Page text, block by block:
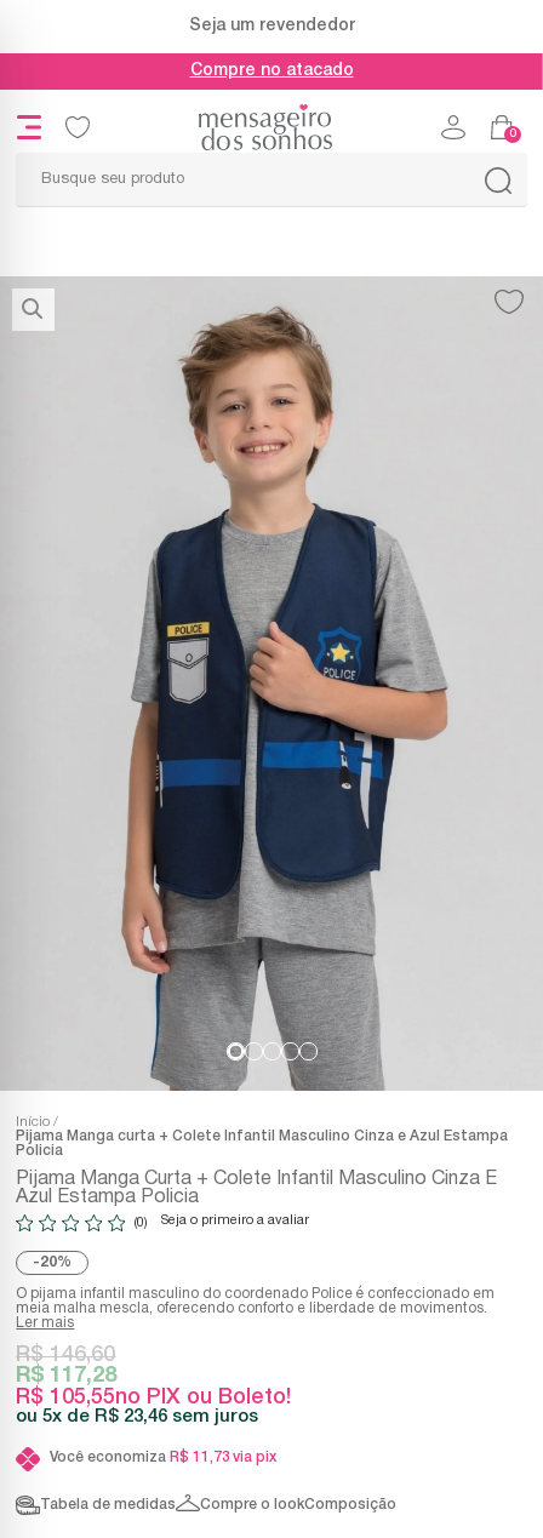
Seja um revendedor
Compre no atacado
0
Início
Pijama Manga curta + Colete Infantil Masculino Cinza e Azul Estampa
Policia
Pijama Manga Curta + Colete Infantil Masculino Cinza E
Azul Estampa Policia
(0) Seja o primeiro a avaliar
20%
O pijama infantil masculino do coordenado Police é confeccionado em
meia malha mescla, oferecendo conforto e liberdade de movimentos.
Ler mais
R$ 105,55no PIX ou Boleto!
R$ 146,60
R$ 117,28
5x R$ 23,46 sem juros
Você economiza R$ 11,73 via pix
Tabela de medidas Compre o lookComposição